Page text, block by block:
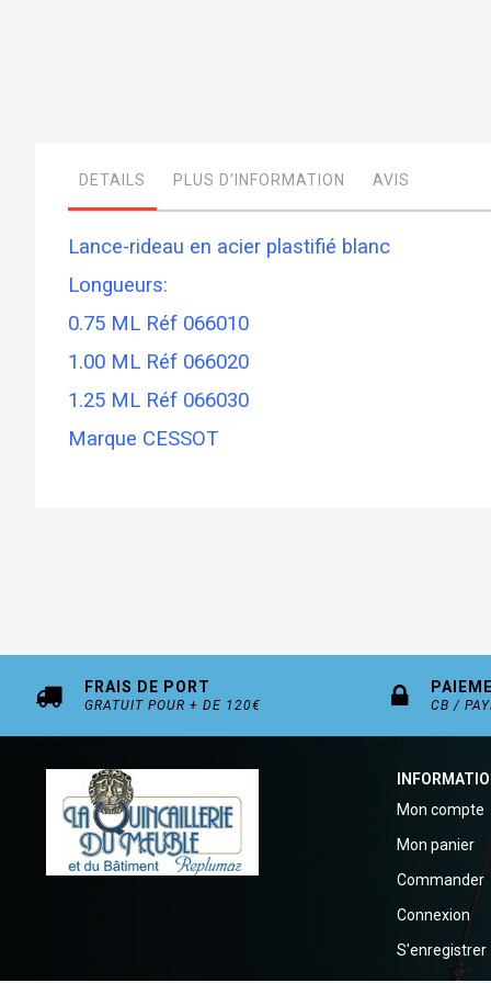
images
DETAILS
Lance-rideau en acier plastifié blanc
Longueurs:
0.75 ML Réf 066010
1.00 ML Réf 066020
1.25 ML Réf 066030
Marque CESSOT
PLUS D’INFORMATION AVIS
FRAIS DE PORT
GRATUIT POUR + DE 120€ CB /
Mon compte
Mon panier
Commander
Connexion
S'enregistrer